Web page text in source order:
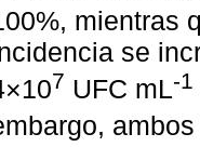
mientras
se
7 UFC mL-1